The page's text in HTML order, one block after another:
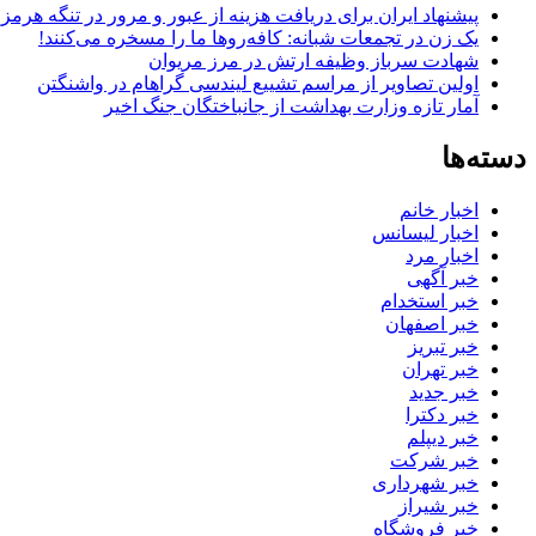
پیشنهاد ایران برای دریافت هزینه از عبور و مرور در تنگه
یک زن در تجمعات شبانه: کافه‌روها ما را مسخره می‌کنند!
شهادت سرباز وظیفه ارتش در مرز مریوان
اولین تصاویر از مراسم تشییع لیندسی گراهام در واشنگتن
آمار تازه وزارت بهداشت از جانباختگان جنگ اخیر
دسته‌ها
اخبار خانم
اخبار لیسانس
اخبار مرد
خبر آگهی
خبر استخدام
خبر اصفهان
خبر تبریز
خبر تهران
خبر جدید
خبر دکترا
خبر دیپلم
خبر شرکت
خبر شهرداری
خبر شیراز
خبر فروشگاه